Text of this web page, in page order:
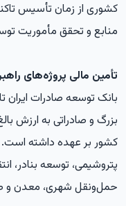
کشوری از زمان تأسیس
منابع و تحقق مأموریت
تأمین مالی پروژه‌های
کشور بر عهده داشته است.
پتروشیمی، توسعه بنادر،
حمل‌ونقل شهری، معدن و